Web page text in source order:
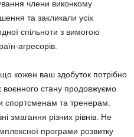
члени виконкому
та закликали усіх
спільноти з вимогою
агресорів.
кожен ваш здобуток потрібно
воєнного стану продовжуємо
спортсменам та тренерам.
змагання різних рівнів. Не
програми розвитку